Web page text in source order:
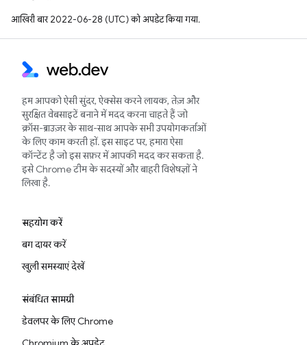
आखिरी बार 2022-06-28 (UTC) को अपडेट किया गया.
हम आपको ऐसी सुंदर, ऐक्सेस करने लायक, तेज़ और
सुरक्षित वेबसाइटें बनाने में मदद करना चाहते हैं जो
क्रॉस-ब्राउज़र के साथ-साथ आपके सभी उपयोगकर्ताओं
के लिए काम करती हों. इस साइट पर, हमारा ऐसा
कॉन्टेंट है जो इस सफ़र में आपकी मदद कर सकता है.
इसे Chrome टीम के सदस्यों और बाहरी विशेषज्ञों ने
लिखा है.
सहयोग करें
बग दायर करें
खुली समस्याएं देखें
संबंधित सामग्री
डेवलपर के लिए Chrome